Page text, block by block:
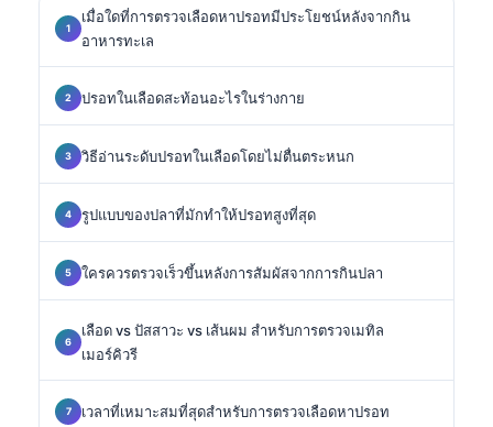
เมื่อใดที่การตรวจเลือดหาปรอทมีประโยชน์หลังจากกิน
อาหารทะเล
ปรอทในเลือดสะท้อนอะไรในร่างกาย
วิธีอ่านระดับปรอทในเลือดโดยไม่ตื่นตระหนก
รูปแบบของปลาที่มักทำให้ปรอทสูงที่สุด
ใครควรตรวจเร็วขึ้นหลังการสัมผัสจากการกินปลา
เลือด vs ปัสสาวะ vs เส้นผม สำหรับการตรวจเมทิล
เมอร์คิวรี
เวลาที่เหมาะสมที่สุดสำหรับการตรวจเลือดหาปรอท